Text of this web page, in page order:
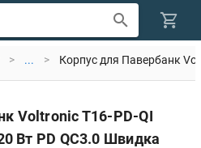
> ... > Корпус для Павербанк
Voltronic T16-PD-QI
Вт PD QC3.0 Швидка